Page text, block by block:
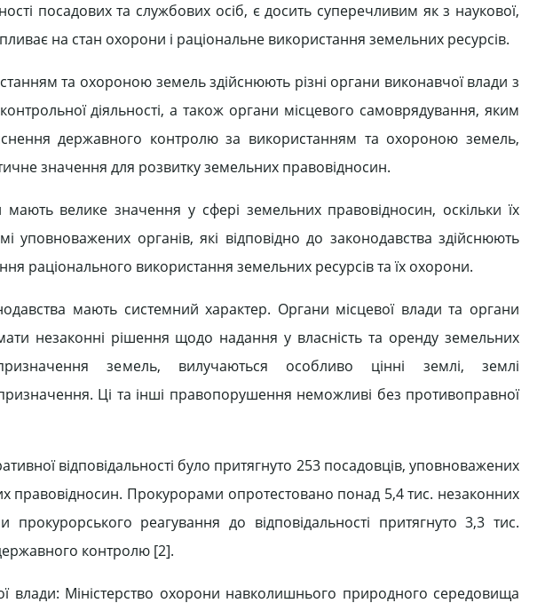
посадо­вих та службових осіб, є досить супе­речливим як з наукової,
на стан охорони і раціональне використання земельних ресурсів.
та охороною земель здійснюють різні органи вико­навчої влади з
діяльності, а також органи місце­вого самоврядування, яким
державного контролю за вико­ристанням та охороною земель,
значення для розвитку земельних правовідносин.
велике значення у сфері земельних правовідносин, ос­кільки їх
уповноважених органів, які відповідно до законодавст­ва здійснюють
раціо­нального використання земельних ресурсів та їх охорони.
мають системний характер. Органи місцевої влади та органи
незаконні рішен­ня щодо надання у власність та оренду земельних
земель, вилучаються особливо цінні землі, землі
Ці та інші правопорушення неможливі без противоправної
відпові­дальності було притягнуто 253 поса­довців, уповноважених
правовідносин. Прокурорами опроте­стовано понад 5,4 тис. незаконних
реагування до відповідальності притягнуто 3,3 тис.
контролю [2].
влади: Міністерство охорони навколишнього природного середовища